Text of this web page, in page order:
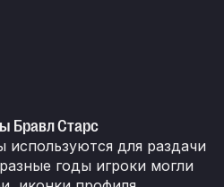
Бравл Старс
для раздачи
годы игроки могли